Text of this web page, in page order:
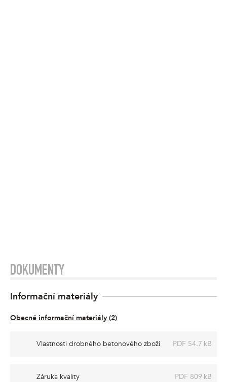
DOKUMENTY
Informační materiály
Obecné informační materiály (2)
Vlastnosti drobného betonového zboží PDF 54.7 kB
Záruka kvality PDF 809 kB